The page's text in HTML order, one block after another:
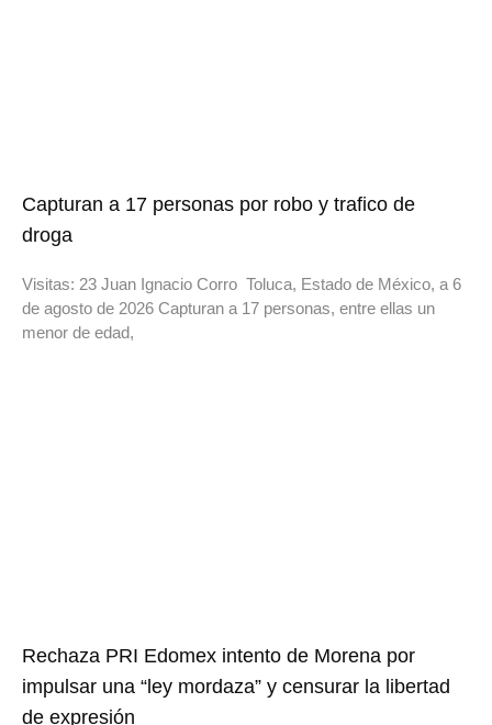
Capturan a 17 personas por robo y trafico de
droga
Visitas: 23 Juan Ignacio Corro Toluca, Estado de México, a 6
de agosto de 2026 Capturan a 17 personas, entre ellas un
menor de edad,
Rechaza PRI Edomex intento de Morena por
impulsar una “ley mordaza” y censurar la libertad
de expresión